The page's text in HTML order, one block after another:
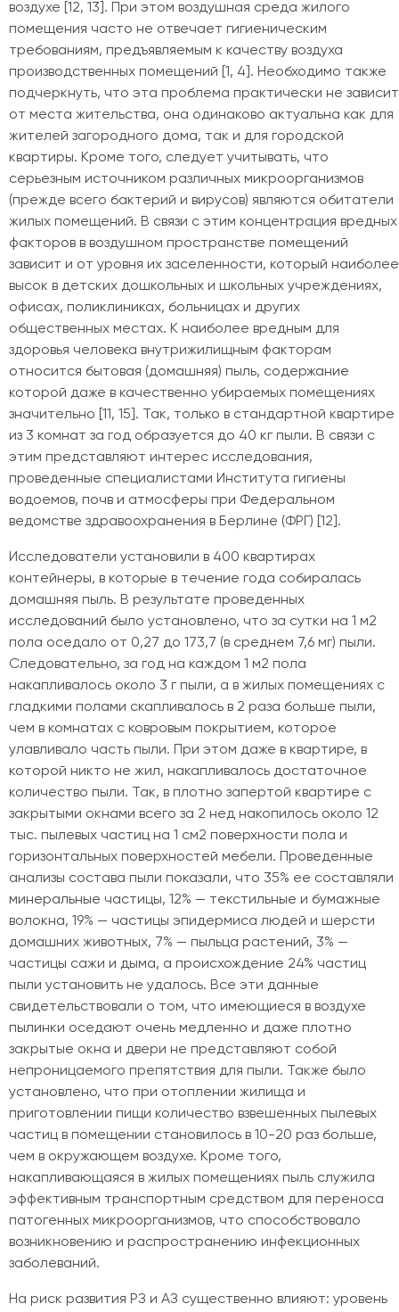
воздухе [12, 13]. При этом воздушная среда жилого
помещения часто не отвечает гигиеническим
требованиям, предъявляемым к качеству воздуха
производственных помещений [1, 4]. Необходимо также
подчеркнуть, что эта проблема практически не зависит
от места жительства, она одинаково актуальна как для
жителей загородного дома, так и для городской
квартиры. Кроме того, следует учитывать, что
серьезным источником различных микроорганизмов
(прежде всего бактерий и вирусов) являются обитатели
жилых помещений. В связи с этим концентрация вредных
факторов в воздушном пространстве помещений
зависит и от уровня их заселенности, который наиболее
высок в детских дошкольных и школьных учреждениях,
офисах, поликлиниках, больницах и других
общественных местах. К наиболее вредным для
здоровья человека внутрижилищным факторам
относится бытовая (домашняя) пыль, содержание
которой даже в качественно убираемых помещениях
значительно [11, 15]. Так, только в стандартной квартире
из 3 комнат за год образуется до 40 кг пыли. В связи с
этим представляют интерес исследования,
проведенные специалистами Института гигиены
водоемов, почв и атмосферы при Федеральном
ведомстве здравоохранения в Берлине (ФРГ) [12].
Исследователи установили в 400 квартирах
контейнеры, в которые в течение года собиралась
домашняя пыль. В результате проведенных
исследований было установлено, что за сутки на 1 м2
пола оседало от 0,27 до 173,7 (в среднем 7,6 мг) пыли.
Следовательно, за год на каждом 1 м2 пола
накапливалось около 3 г пыли, а в жилых помещениях с
гладкими полами скапливалось в 2 раза больше пыли,
чем в комнатах с ковровым покрытием, которое
улавливало часть пыли. При этом даже в квартире, в
которой никто не жил, накапливалось достаточное
количество пыли. Так, в плотно запертой квартире с
закрытыми окнами всего за 2 нед накопилось около 12
тыс. пылевых частиц на 1 см2 поверхности пола и
горизонтальных поверхностей мебели. Проведенные
анализы состава пыли показали, что 35% ее составляли
минеральные частицы, 12% — текстильные и бумажные
волокна, 19% — частицы эпидермиса людей и шерсти
домашних животных, 7% — пыльца растений, 3% —
частицы сажи и дыма, а происхождение 24% частиц
пыли установить не удалось. Все эти данные
свидетельствовали о том, что имеющиеся в воздухе
пылинки оседают очень медленно и даже плотно
закрытые окна и двери не представляют собой
непроницаемого препятствия для пыли. Также было
установлено, что при отоплении жилища и
приготовлении пищи количество взвешенных пылевых
частиц в помещении становилось в 10-20 раз больше,
чем в окружающем воздухе. Кроме того,
накапливающаяся в жилых помещениях пыль служила
эффективным транспортным средством для переноса
патогенных микроорганизмов, что способствовало
возникновению и распространению инфекционных
заболеваний.
На риск развития РЗ и АЗ существенно влияют: уровень